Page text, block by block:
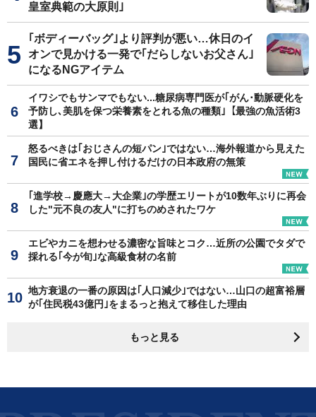
皇室典範の大原則｣
｢ボディーバッグ｣より評判が悪い…休日のイ
オンで見かける一発で｢だらしないお父さん｣
になるNGアイテム
イワシでもサンマでもない...糖尿病専門医が｢がん･動脈硬化を
予防し､美肌を保つ栄養素をとれる魚の種類｣【最強の魚活術3
選】
怒るべきは｢おじさんの短パン｣ではない…海外報道から見えた
国民に省エネを押し付けるだけの日本政府の無策
｢進学校→慶應大→大企業｣の学歴エリートが10数年ぶりに再会
した"元不良の友人"に打ちのめされたワケ
エビやカニを想わせる濃密な旨味とコク…近所の公園でタダで
採れる｢今が旬｣な高級食材の名前
地方衰退の一番の原因は｢人口減少｣ではない…山口の超富裕層
が｢住民税43億円｣をまるっと抱えて移住した理由
もっと見る